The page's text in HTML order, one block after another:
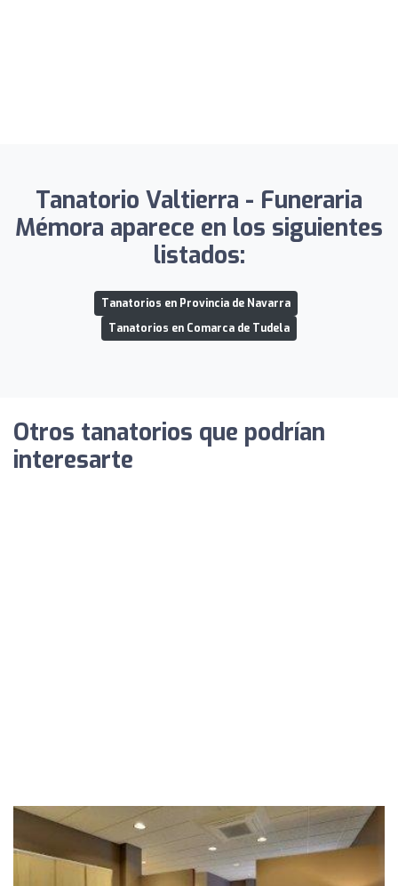
Tanatorio Valtierra - Funeraria
Mémora aparece en los siguientes
listados:
Tanatorios en Provincia de Navarra
Tanatorios en Comarca de Tudela
Otros tanatorios que podrían
interesarte